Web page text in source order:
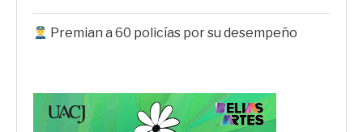
Premian a 60 policías por su desempeño